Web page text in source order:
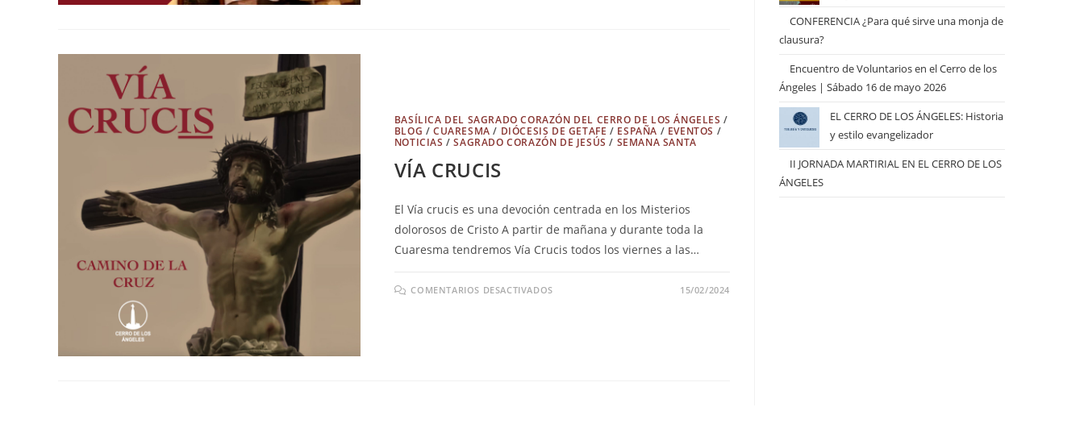
BASÍLICA DEL SAGRADO CORAZÓN DEL CERRO DE LOS ÁNGELES /
BLOG /CUARESMA / DIÓCESIS DE GETAFE / ESPAÑA / EVENTOS /
NOTICIAS /SAGRADO CORAZÓN DE JESÚS / SEMANA SANTA
VÍA CRUCIS
El Vía crucis es una devoción centrada en los Misterios
dolorosos de Cristo A partir de mañana y durante toda la
Cuaresma tendremos Vía Crucis todos los viernes a las…
COMENTARIOS DESACTIVADOS 15/02/2024
CONFERENCIA ¿Para qué sirve una monja de
clausura?
Encuentro de Voluntarios en el Cerro de los
Ángeles | Sábado 16 de mayo 2026
EL CERRO DE LOS ÁNGELES: Historia
y estilo evangelizador
II JORNADA MARTIRIAL EN EL CERRO DE LOS
ÁNGELES